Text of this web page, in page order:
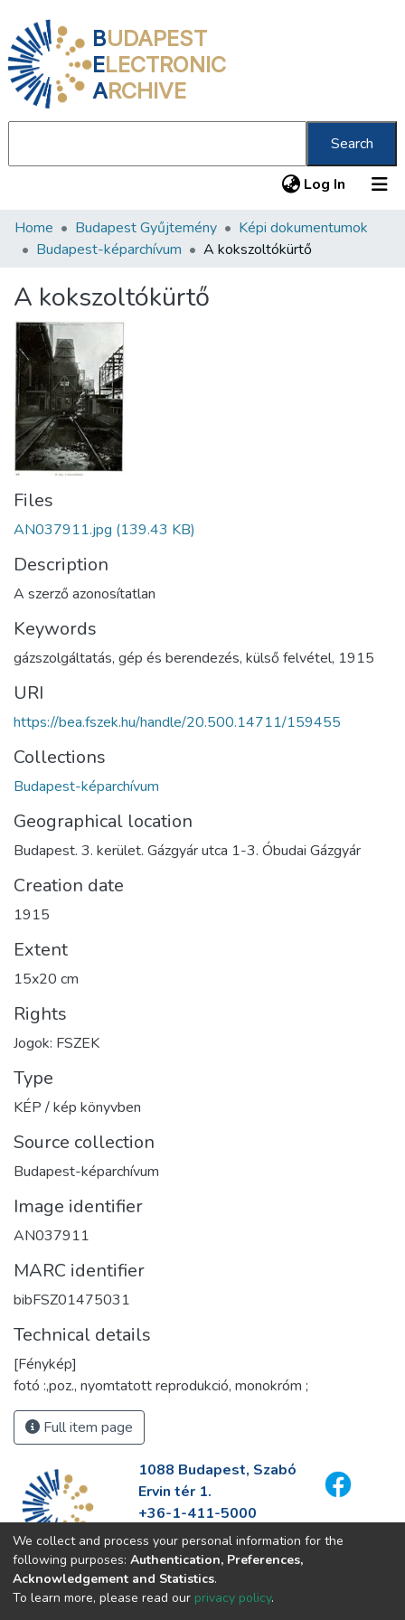
BUDAPEST
ELECTRONIC
ARCHIVE
Search
Log In (current)
Communities & Collections
Statistics
About us
Home Budapest Gyűjtemény
Képi dokumentumok
Budapest-képarchívum
A kokszoltókürtő
A kokszoltókürtő
Files
AN037911.jpg (139.43 KB)
Description
A szerző azonosítatlan
Keywords
gázszolgáltatás, gép és berendezés, külső felvétel, 1915
URI
https://bea.fszek.hu/handle/20.500.14711/159455
Collections
Budapest-képarchívum
Geographical location
Budapest. 3. kerület. Gázgyár utca 1-3. Óbudai Gázgyár
Creation date
1915
Extent
15x20 cm
Rights
Jogok: FSZEK
Type
KÉP / kép könyvben
Source collection
Budapest-képarchívum
Image identifier
AN037911
MARC identifier
bibFSZ01475031
Technical details
[Fénykép]
fotó :,poz., nyomtatott reprodukció, monokróm ;
Full item page
1088 Budapest, Szabó
Ervin tér 1.
+36-1-411-5000
info@fszek.hu
https://fszek.hu
We collect and process your personal information for the
following purposes: Authentication, Preferences,
Acknowledgement and Statistics.
To learn more, please read our privacy policy.